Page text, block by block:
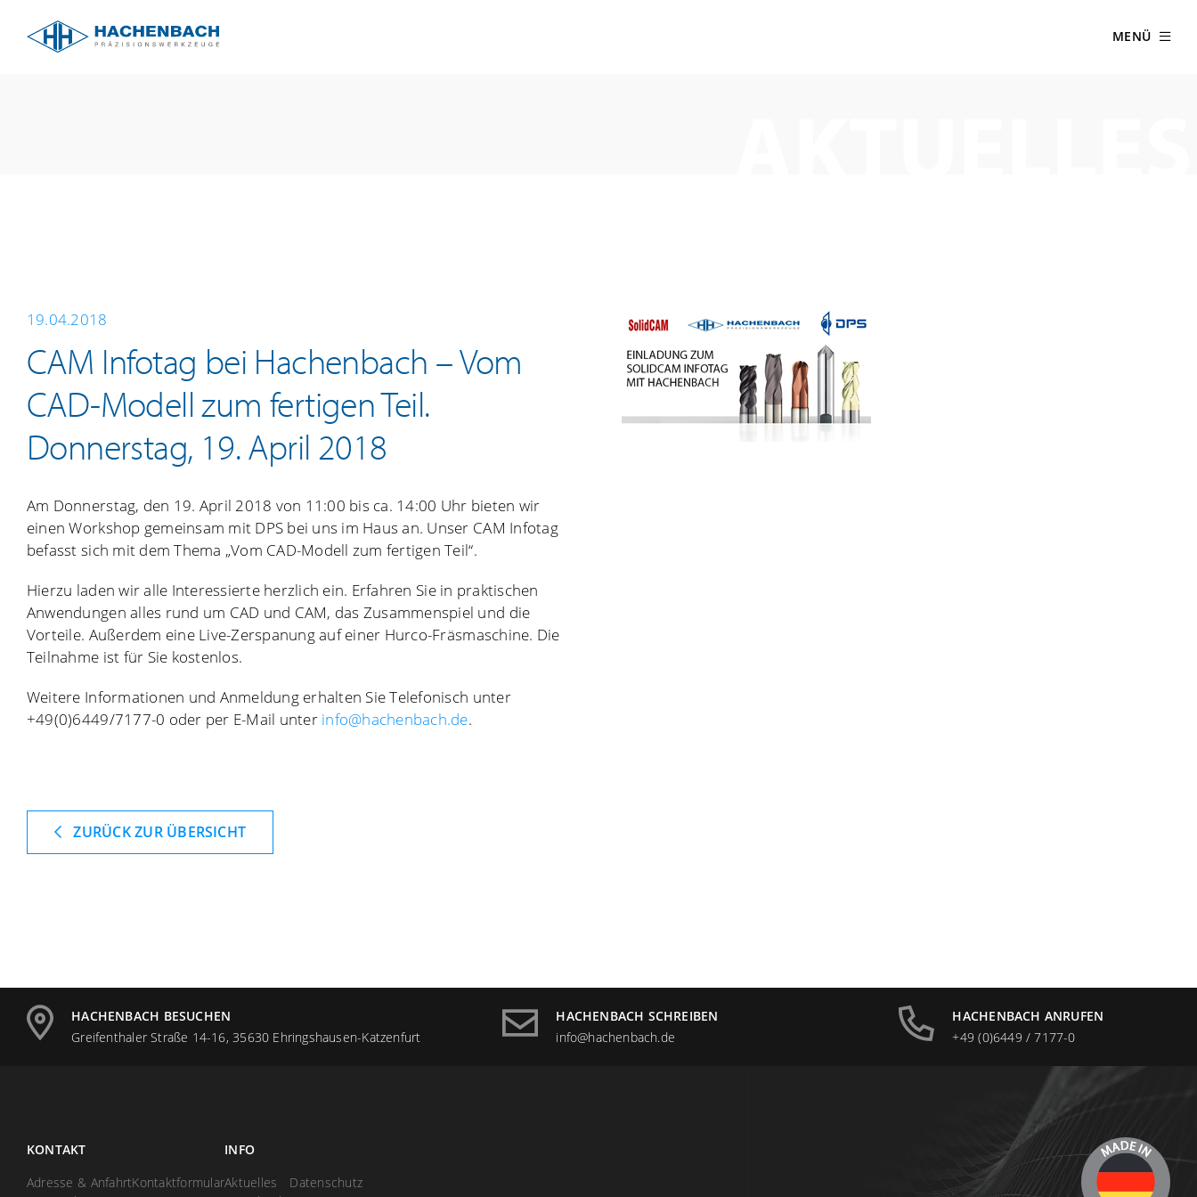
Inhalt
springen
MENÜ
19.04.2018
CAM Infotag bei Hachenbach – Vom
CAD-Modell zum fertigen Teil.
Donnerstag, 19. April 2018
Am Donnerstag, den 19. April 2018 von 11:00 bis ca. 14:00 Uhr bieten wir
einen Workshop gemeinsam mit DPS bei uns im Haus an. Unser CAM Infotag
befasst sich mit dem Thema „Vom CAD-Modell zum fertigen Teil“.
Hierzu laden wir alle Interessierte herzlich ein. Erfahren Sie in praktischen
Anwendungen alles rund um CAD und CAM, das Zusammenspiel und die
Vorteile. Außerdem eine Live-Zerspanung auf einer Hurco-Fräsmaschine. Die
Teilnahme ist für Sie kostenlos.
Weitere Informationen und Anmeldung erhalten Sie Telefonisch unter
+49(0)6449/7177-0 oder per E-Mail unter info@hachenbach.de.
ZURÜCK ZUR ÜBERSICHT
HACHENBACH BESUCHEN
Greifenthaler Straße 14-16, 35630 Ehringshausen-Katzenfurt
HACHENBACH SCHREIBEN
info@hachenbach.de
HACHENBACH ANRUFEN
+49 (0)6449 / 7177-0
KONTAKT
Adresse & AnfahrtKontaktformular
INFO
Aktuelles
Datenschutz